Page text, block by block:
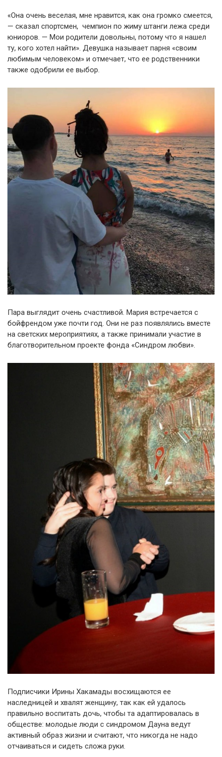
«Она очень веселая, мне нравится, как она громко смеется,
— сказал спортсмен, чемпион по жиму штанги лежа среди
юниоров. — Мои родители довольны, потому что я нашел
ту, кого хотел найти». Девушка называет парня «своим
любимым человеком» и отмечает, что ее родственники
также одобрили ее выбор.
Пара выглядит очень счастливой. Мария встречается с
бойфрендом уже почти год. Они не раз появлялись вместе
на светских мероприятиях, а также принимали участие в
благотворительном проекте фонда «Синдром любви».
Подписчики Ирины Хакамады восхищаются ее
наследницей и хвалят женщину, так как ей удалось
правильно воспитать дочь, чтобы та адаптировалась в
обществе: молодые люди с синдромом Дауна ведут
активный образ жизни и считают, что никогда не надо
отчаиваться и сидеть сложа руки.